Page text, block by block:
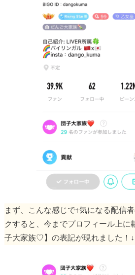
まず、こんな感じで↑気になる配信
クすると、今までプロフィール上に
子大家族♡】の表記が現れました！↓